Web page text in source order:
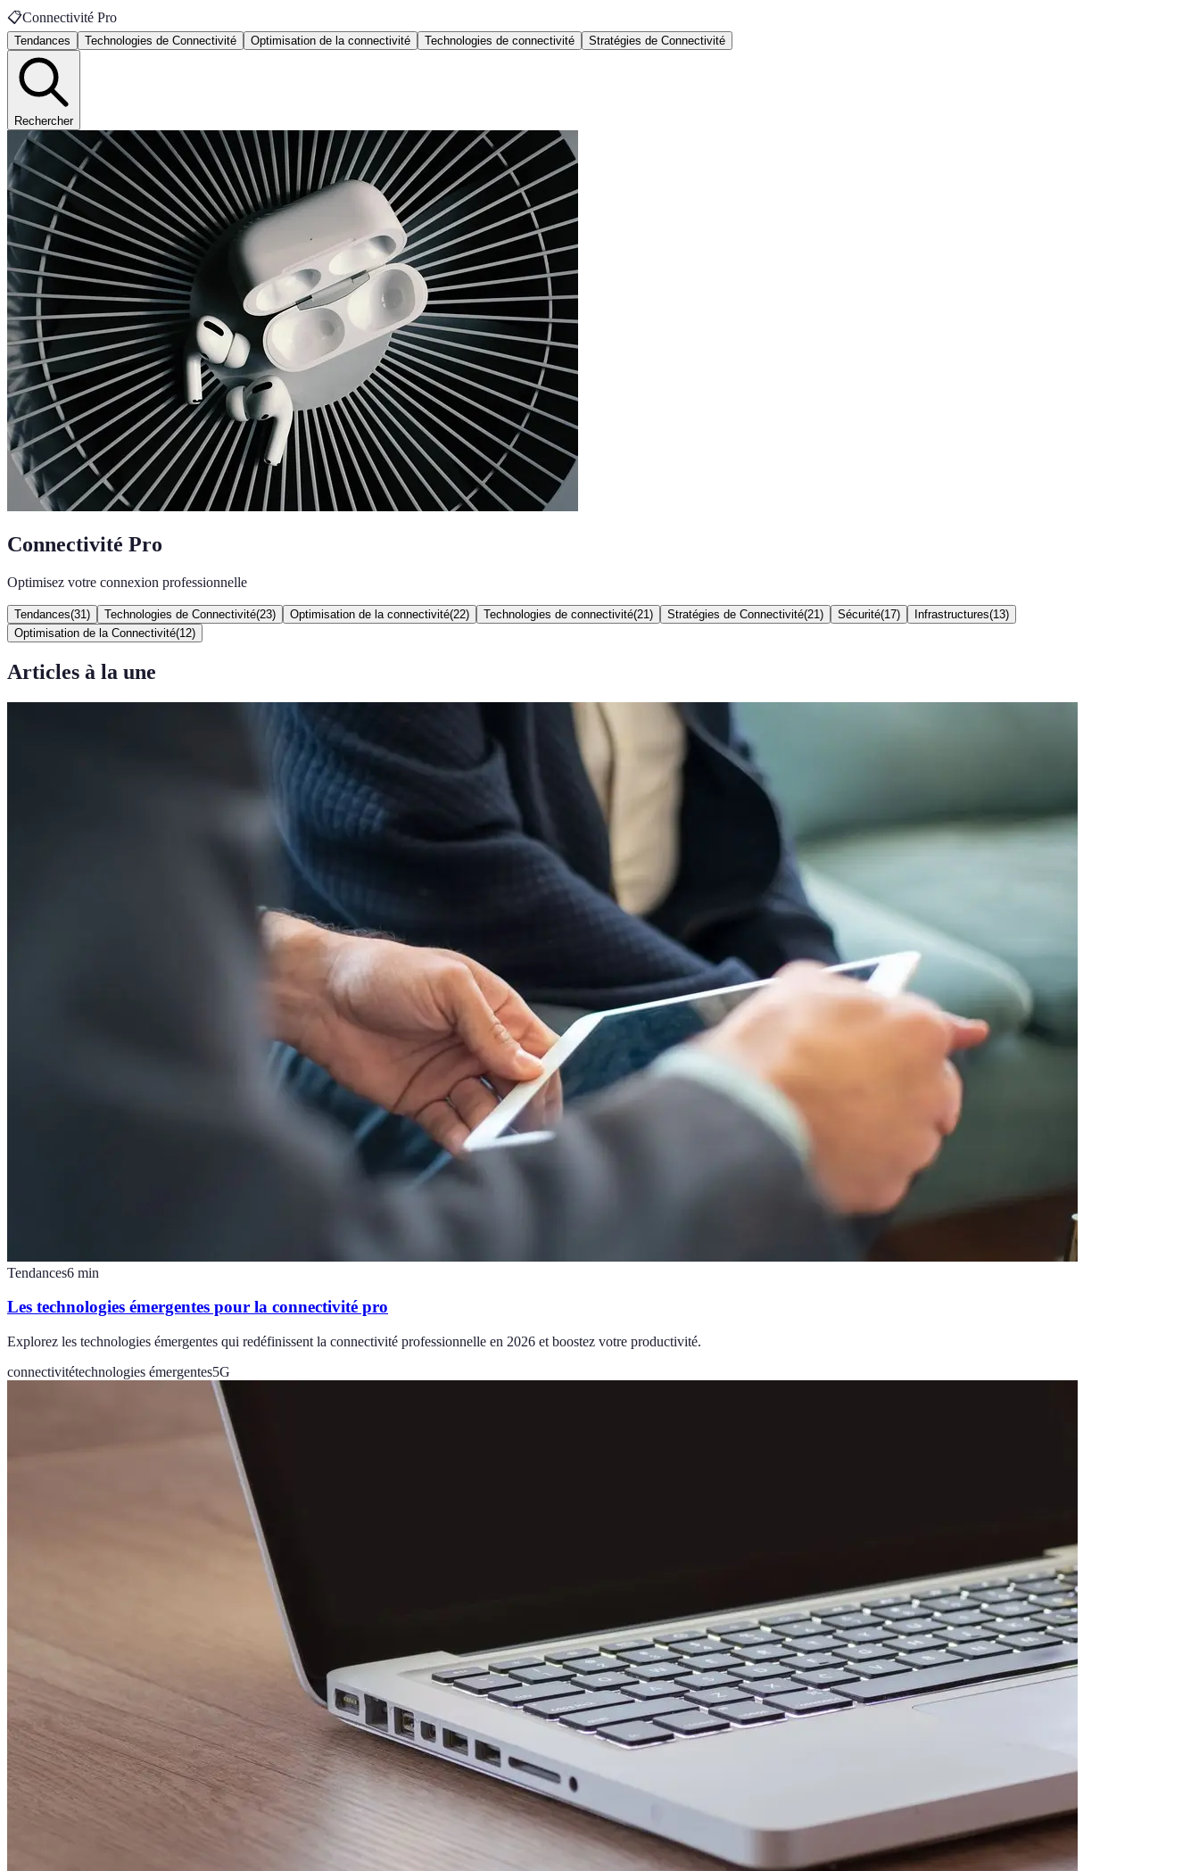
📋Connectivité Pro
Tendances Technologies de Connectivité Optimisation de la connectivité Technologies de connectivité Stratégies de Connectivité
Rechercher
Connectivité Pro
Optimisez votre connexion professionnelle
Tendances(31 ) Technologies de Connectivité(23) Optimisation de la connectivité(22) Technologies de connectivité(21 ) Stratégies de Connectivité(21 ) Sécurité(17) Infrastructures(13)
Optimisation de la Connectivité(12)
Articles à la une
Tendances6 min
Les technologies émergentes pour la connectivité pro
Explorez les technologies émergentes qui redéfinissent la connectivité professionnelle en 2026 et boostez votre productivité.
connectivitétechnologies émergentes5G